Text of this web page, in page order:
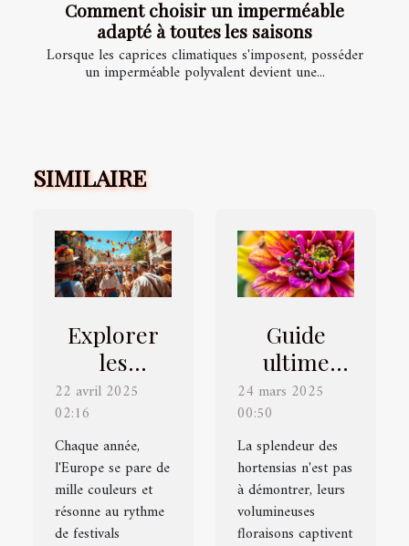
Comment choisir un imperméable
adapté à toutes les saisons
Lorsque les caprices climatiques s'imposent, posséder
un imperméable polyvalent devient une...
SIMILAIRE
Explorer
les
festivals
culturels
européens
à ne pas
manquer
22 avril 2025
02:16
Chaque année,
l'Europe se pare de
mille couleurs et
résonne au rythme
de festivals
Guide
ultime
pour lutter
contre les
parasites
des
hortensias
24 mars 2025
00:50
La splendeur des
hortensias n'est pas
à démontrer, leurs
volumineuses
floraisons captivent